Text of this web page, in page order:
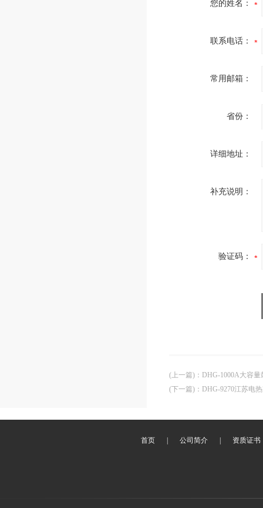
您的姓名：
联系电话：
常用邮箱：
省份：
详细地址：
补充说明：
验证码：
(上一篇) ： DHG-1000A大容
(下一篇) ： DHG-9270江苏电
首页 公司简介 资质证书